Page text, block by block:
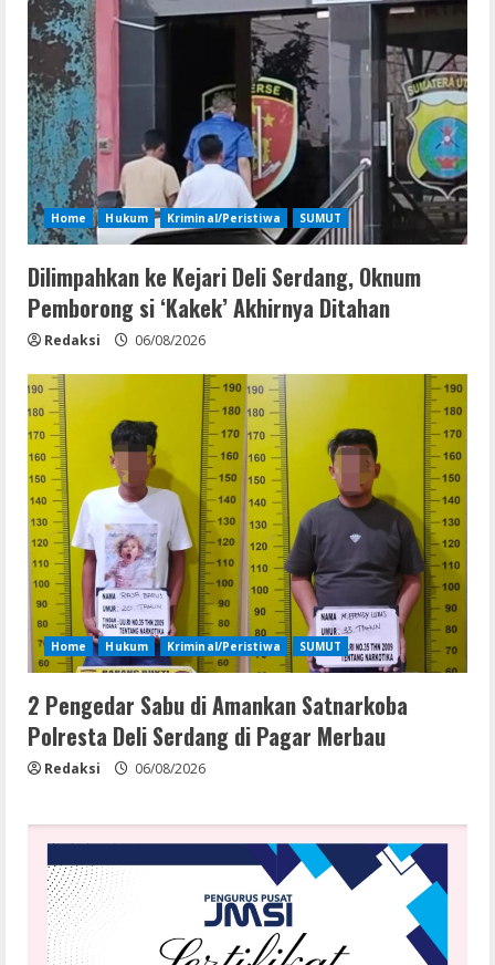
Home Hukum Kriminal/Peristiwa SUMUT
Dilimpahkan ke Kejari Deli Serdang, Oknum
Pemborong si ‘Kakek’ Akhirnya Ditahan
Redaksi 06/08/2026
Home Hukum Kriminal/Peristiwa SUMUT
2 Pengedar Sabu di Amankan Satnarkoba
Polresta Deli Serdang di Pagar Merbau
Redaksi 06/08/2026